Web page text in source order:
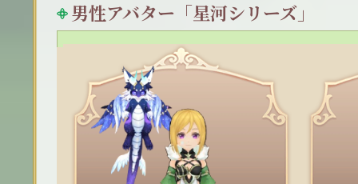
男性アバター「星河シリーズ」